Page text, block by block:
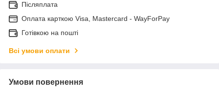
Післяплата
Оплата карткою Visa, Mastercard - WayForPay
Готівкою на пошті
Всі умови оплати
Умови повернення